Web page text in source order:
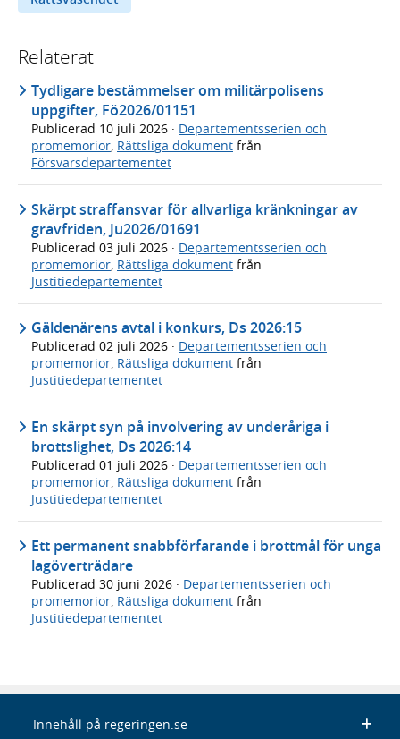
Relaterat
Tydligare bestämmelser om militärpolisens
uppgifter, Fö2026/01151
Publicerad 10 juli 2026 · Departementsserien och
promemorior, Rättsliga dokument från
Försvarsdepartementet
Skärpt straffansvar för allvarliga kränkningar av
gravfriden, Ju2026/01691
Publicerad 03 juli 2026 · Departementsserien och
promemorior Rättsliga dokument från
Justitiedepartementet
Gäldenärens avtal i konkurs, Ds 2026:15
Publicerad 02 juli 2026 · Departementsserien och
promemorior, Rättsliga dokument från
Justitiedepartementet
En skärpt syn på involvering av underåriga i
brottslighet, Ds 2026:14
Publicerad 01 juli 2026 · Departementsserien och
promemorior, Rättsliga dokument från
Justitiedepartementet
Ett permanent snabbförfarande i brottmål för unga
lagöverträdare
Publicerad 30 juni 2026 · Departementsserien och
promemorior Rättsliga dokument från
Justitiedepartementet
Innehåll på regeringen.se